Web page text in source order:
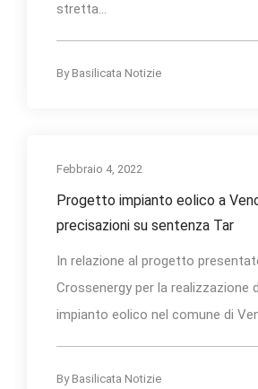
stretta...
By Basilicata Notizie
Febbraio 4, 2022
Progetto impianto eolico a
precisazioni su sentenza Tar
In relazione al progetto
Crossenergy per la realizzazione
impianto eolico nel comune di
By Basilicata Notizie